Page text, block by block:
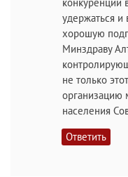
удержаться
хорошую
Минздраву
не только
организацию
населения
Ответить